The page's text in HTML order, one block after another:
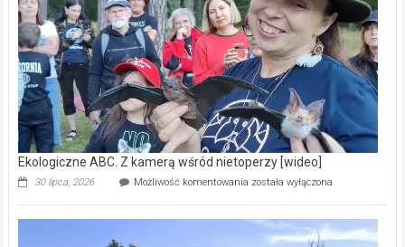
natury
[wideo]
Ekologiczne ABC. Z kamerą wśród nietoperzy [wideo]
30 lipca, 2026 Możliwość komentowania Ekologiczne
kamerą
wśród
została wyłączona